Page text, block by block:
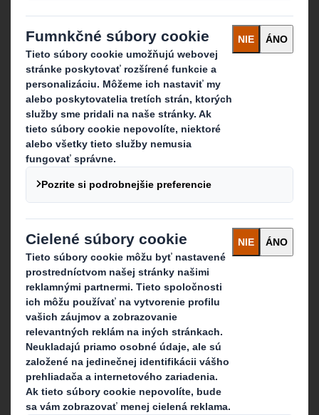
Udržateľnosť
Protispoločenská činnosť
Kariéra
Čo robíme
Obalové riešenia
Produkty z papiera
Recyklačné služby
Kontaktujte nás
Naše sídlo
Kontakt